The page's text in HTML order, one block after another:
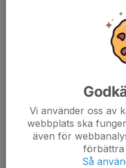
favoritförening när du
Har du frågor kring
Vår klubbsida
Kontakta oss
Vi använder oss av
webbplats ska
även för
förbättra
Så